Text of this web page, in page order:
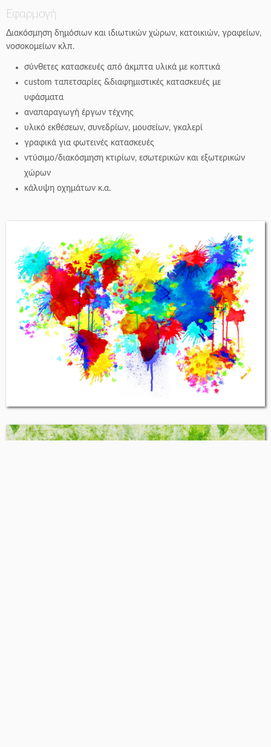
Εφαρμογή
Διακόσμηση δημόσιων και ιδιωτικών χώρων, κατοικιών, γραφείων,
νοσοκομείων κλπ.
σύνθετες κατασκευές από άκμπτα υλικά με κοπτικά
custom ταπετσαρίες &διαφημιστικές κατασκευές με
υφάσματα
αναπαραγωγή έργων τέχνης
υλικό εκθέσεων, συνεδρίων, μουσείων, γκαλερί
γραφικά για φωτεινές κατασκευές
ντύσιμο/διακόσμηση κτιρίων, εσωτερικών και εξωτερικών
χώρων
κάλυψη οχημάτων κ.α.